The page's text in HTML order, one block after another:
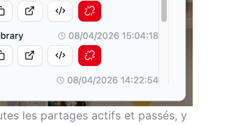
les partages actifs et passés, y